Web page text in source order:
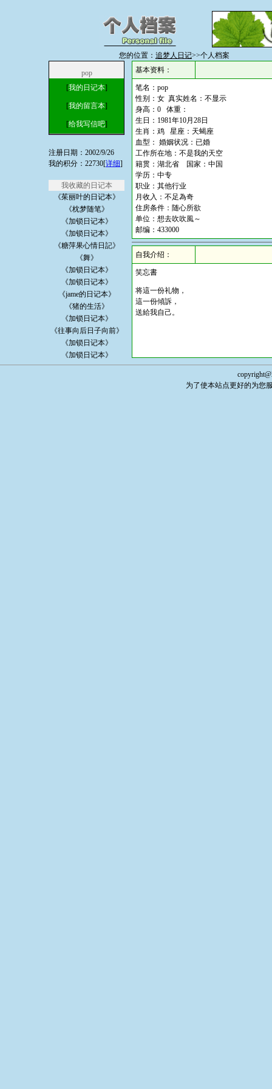
您的位置： 追梦人日记>>个人档案
pop
[我的日记本]
[我的留言本]
[给我写信吧]
注册日期：2002/9/26
我的积分：22730[详细]
我收藏的日记本
《茱丽叶的日记本》
《枕梦随笔》
《加锁日记本》
《加锁日记本》
《糖萍果心情日記》
《舞》
《加锁日记本》
《加锁日记本》
《jame的日记本》
《猪的生活》
《加锁日记本》
《往事向后日子向前》
《加锁日记本》
《加锁日记本》
基本资料：
笔名：pop
性别：女 真实姓名：不显示
身高：0 体重：
生日：1981年10月28日
生肖：鸡 星座：天蝎座
血型： 婚姻状况：已婚
工作所在地：不是我的天空
籍贯：湖北省 国家：中国
学历：中专
职业：其他行业
月收入：不足為奇
住房条件：随心所欲
单位：想去吹吹風～
邮编：433000
自我介绍：
笑忘書
将這一份礼物，
這一份傾訴，
送給我自己。
为了使本站点更好的为您